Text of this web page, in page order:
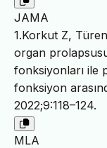
JAMA
1.Korkut Z,
organ
fonksiyonları ile
fonksiyon
2022;9:118–124.
MLA